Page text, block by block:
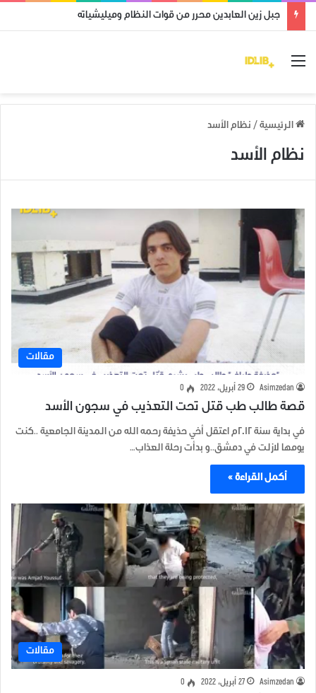
جبل زين العابدين محرر من قوات النظام وميليشياته
القائمة
الرئيسية / نظام الأسد
نظام الأسد
مقالات
Asimzedan 29 أبريل، 2022 0
قصة طالب طب قتل تحت التعذيب في سجون الأسد
في بداية سنة ٢٠١٢م اعتقل أخي حذيفة رحمه الله من المدينة الجامعية ..كنت
يومها لازلت في دمشق..و بدأت رحلة العذاب…
أكمل القراءة »
مقالات
Asimzedan 27 أبريل، 2022 0